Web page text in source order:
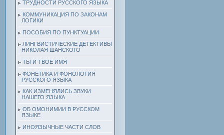
ТРУДНОСТИ РУССКОГО ЯЗЫКА
КОММУНИКАЦИЯ ПО ЗАКОНАМ
ЛОГИКИ
ПОСОБИЯ ПО ПУНКТУАЦИИ
ЛИНГВИСТИЧЕСКИЕ ДЕТЕКТИВЫ
НИКОЛАЯ ШАНСКОГО
ТЫ И ТВОЕ ИМЯ
ФОНЕТИКА И ФОНОЛОГИЯ
РУССКОГО ЯЗЫКА
КАК ИЗМЕНЯЛИСЬ ЗВУКИ
НАШЕГО ЯЗЫКА
ОБ ОМОНИМИИ В РУССКОМ
ЯЗЫКЕ
ИНОЯЗЫЧНЫЕ ЧАСТИ СЛОВ